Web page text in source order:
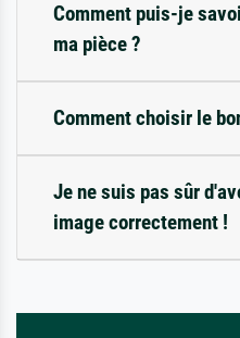
Comment puis-je
ma pièce ?
Comment choisir le
Je ne suis pas sûr
image correctement !